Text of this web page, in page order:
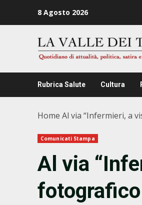
8 Agosto 2026
Rubrica Salute Cultura
Home Al via “Infermieri, a
Comunicati Stampa
Al via